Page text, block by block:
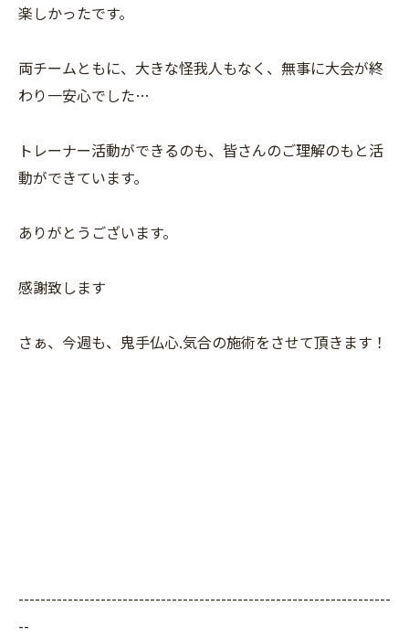
楽しかったです。
両チームともに、大きな怪我人もなく、無事に大会が終
わり一安心でした…
トレーナー活動ができるのも、皆さんのご理解のもと活
動ができています。
ありがとうございます。
感謝致します
さぁ、今週も、鬼手仏心.気合の施術をさせて頂きます！
--------------------------------------------------------------------
--